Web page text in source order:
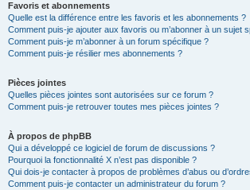
Favoris et abonnements
Quelle est la différence entre les favoris et les abonnements ?
Comment puis-je ajouter aux favoris ou m’abonner à un sujet
Comment puis-je m’abonner à un forum spécifique ?
Comment puis-je résilier mes abonnements ?
Pièces jointes
Quelles pièces jointes sont autorisées sur ce forum ?
Comment puis-je retrouver toutes mes pièces jointes ?
À propos de phpBB
Qui a développé ce logiciel de forum de discussions ?
Pourquoi la fonctionnalité X n’est pas disponible ?
Qui dois-je contacter à propos de problèmes d’abus ou
Comment puis-je contacter un administrateur du forum ?